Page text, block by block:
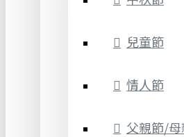
兒童節
情人節
父親節/